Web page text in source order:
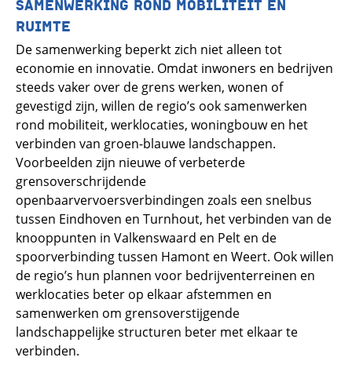
SAMENWERKING ROND MOBILITEIT EN
RUIMTE
De samenwerking beperkt zich niet alleen tot
economie en innovatie. Omdat inwoners en bedrijven
steeds vaker over de grens werken, wonen of
gevestigd zijn, willen de regio’s ook samenwerken
rond mobiliteit, werklocaties, woningbouw en het
verbinden van groen-blauwe landschappen.
Voorbeelden zijn nieuwe of verbeterde
grensoverschrijdende
openbaarvervoersverbindingen zoals een snelbus
tussen Eindhoven en Turnhout, het verbinden van de
knooppunten in Valkenswaard en Pelt en de
spoorverbinding tussen Hamont en Weert. Ook willen
de regio’s hun plannen voor bedrijventerreinen en
werklocaties beter op elkaar afstemmen en
samenwerken om grensoverstijgende
landschappelijke structuren beter met elkaar te
verbinden.